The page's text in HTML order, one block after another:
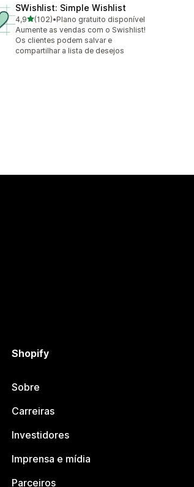
SWishlist: Simple Wishlist
4,9de 5 estrelas
(102)
102 avaliações ao todo
•Plano gratuito disponível
Aumente as vendas com o Swishlist!
Os clientes podem salvar e
compartilhar a lista de desejos
Shopify
Sobre
Carreiras
Investidores
Imprensa e mídia
Parceiros